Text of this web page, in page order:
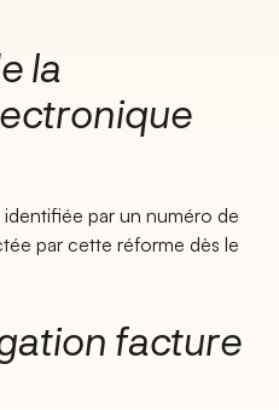
la
identifiée par un numéro de
par cette réforme dès le
facture